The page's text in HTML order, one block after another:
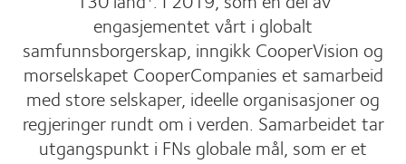
engasjementet vårt i globalt
samfunnsborgerskap, inngikk CooperVision og
morselskapet CooperCompanies et samarbeid
med store selskaper, ideelle organisasjoner og
regjeringer rundt om i verden. Samarbeidet tar
utgangspunkt i FNs globale mål, som er et